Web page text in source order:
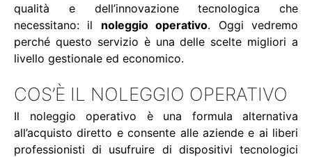
qualità e dell’innovazione tecnologica che
necessitano: il noleggio operativo. Oggi vedremo
perché questo servizio è una delle scelte migliori a
livello gestionale ed economico.
COS’È IL NOLEGGIO OPERATIVO
Il noleggio operativo è una formula alternativa
all’acquisto diretto e consente alle aziende e ai liberi
professionisti di usufruire di dispositivi tecnologici